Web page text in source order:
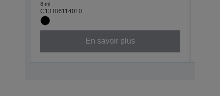
8 ml
C13T06114010
En savoir plus